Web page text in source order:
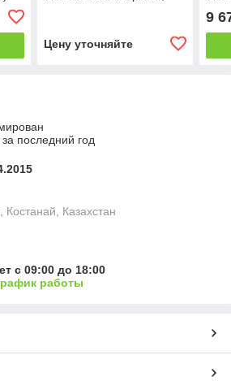
Цену уточняйте
(60-
9
последний год
Казахстан
с 09:00 до 18:00
работы